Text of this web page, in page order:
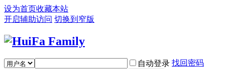
设为首页收藏本站
开启辅助访问 切换到窄版
自动登录 找回密码